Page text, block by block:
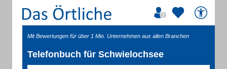
Mit Bewertungen für über 1 Mio. Unternehmen aus allen Branchen
Telefonbuch für Schwielochsee